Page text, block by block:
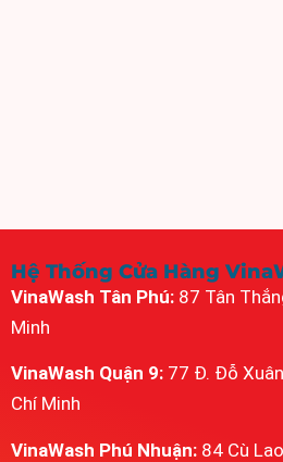
Hệ Thống Cửa Hàng
VinaWash Tân Phú: 87 Tân
Minh
VinaWash Quận 9: 77 Đ. Đỗ
Chí Minh
VinaWash Phú Nhuận: 84 Cù